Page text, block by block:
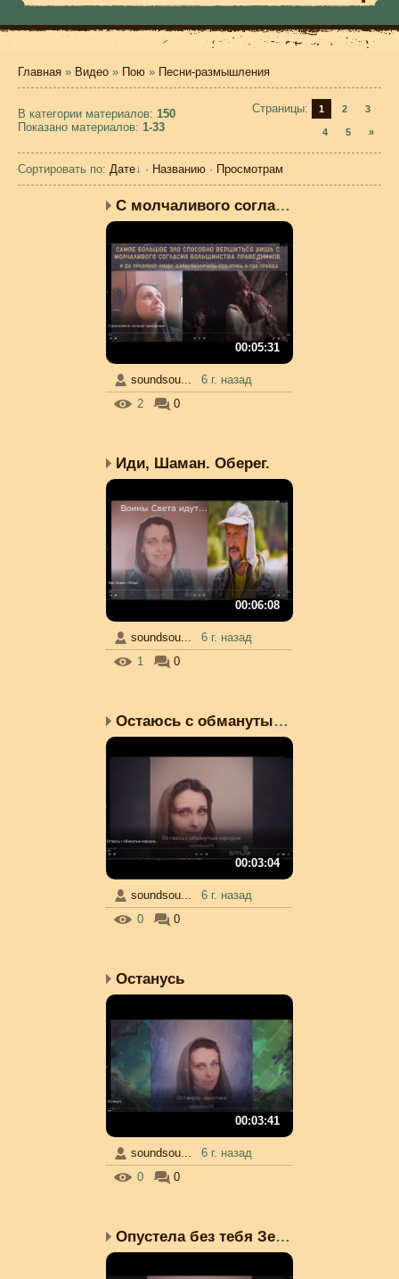
Главная » Видео » Пою » Песни-размышления
В категории материалов: 150
Показано материалов: 1-33
Страницы: 1 2 3
4 5 »
Сортировать по: Дате↓ · Названию · Просмотрам
С молчаливого согласия ...
00:05:31
soundsou...
6 г. назад
2
0
Иди, Шаман. Оберег.
00:06:08
soundsou...
6 г. назад
1
0
Остаюсь с обманутым нар...
00:03:04
soundsou...
6 г. назад
0
0
Останусь
00:03:41
soundsou...
6 г. назад
0
0
Опустела без тебя Земля